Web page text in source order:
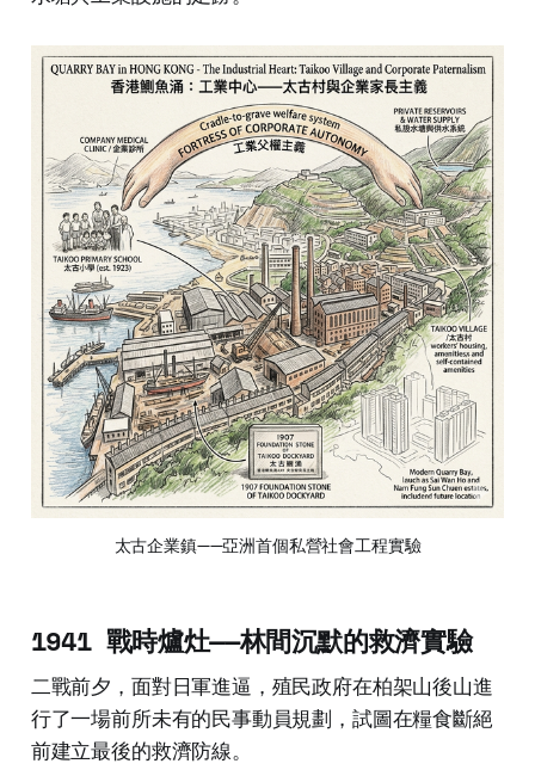
太古企業鎮——亞洲首個私營社會工程實驗
1941 戰時爐灶——林間沉默的救濟實驗
二戰前夕，面對日軍進逼，殖民政府在柏架山後山進
行了一場前所未有的民事動員規劃，試圖在糧食斷絕
前建立最後的救濟防線。